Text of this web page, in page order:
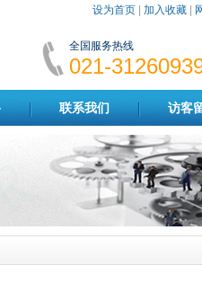
设为首页| 加入收藏|
全国服务热线
021-
联系我们 访客